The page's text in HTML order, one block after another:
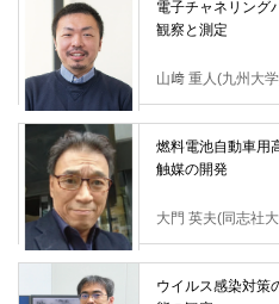
電子チャネリング
観察と測定
山﨑 重人(九州大
燃料電池自動車用
触媒の開発
大門 英夫(同志社
ウイルス感染対策